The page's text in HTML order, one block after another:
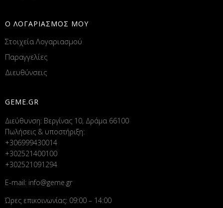
Ο ΛΟΓΑΡΙΑΣΜΟΣ ΜΟΥ
Στοιχεία Λογαριασμού
Παραγγελίες
Διευθύνσεις
GEME.GR
Διεύθυνση: Βεργίνας 10, Δράμα 66100
Πωλήσεις & υποστήριξη:
+306999430014
+302521400100
+302521091294
E-mail: info@geme.gr
Ώρες επικοινωνίας: 09:00 – 14:00